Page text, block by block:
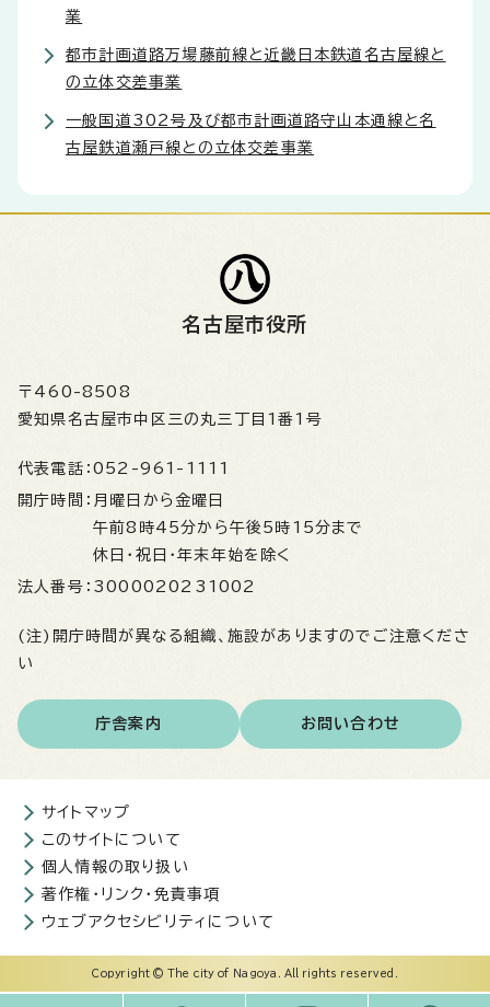
業
都市計画道路万場藤前線と近畿日本鉄道名古屋線と
の立体交差事業
一般国道302号及び都市計画道路守山本通線と名
古屋鉄道瀬戸線との立体交差事業
名古屋市役所
〒460-8508
愛知県名古屋市中区三の丸三丁目1番1号
代表電話： 052-961-1111
開庁時間： 月曜日から金曜日
午前8時45分から午後5時15分まで
休日・祝日・年末年始を除く
法人番号： 3000020231002
(注)開庁時間が異なる組織、施設がありますのでご注意くださ
い
庁舎案内 お問い合わせ
サイトマップ
このサイトについて
個人情報の取り扱い
著作権・リンク・免責事項
ウェブアクセシビリティについて
Copyright © The city of Nagoya. All rights reserved.